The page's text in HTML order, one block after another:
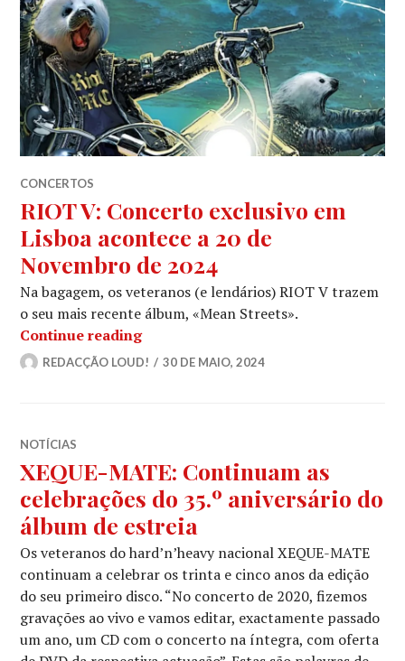
CONCERTOS
RIOT V: Concerto exclusivo em
Lisboa acontece a 20 de
Novembro de 2024
Na bagagem, os veteranos (e lendários) RIOT V trazem
o seu mais recente álbum, «Mean Streets».
Continue readingRIOT V: Concerto exclusivo em
REDACÇÃO LOUD! 30 DE MAIO, 2024
NOTÍCIAS
XEQUE-MATE: Continuam as
celebrações do 35.º aniversário do
álbum de estreia
Os veteranos do hard’n’heavy nacional XEQUE-MATE
continuam a celebrar os trinta e cinco anos da edição
do seu primeiro disco. “No concerto de 2020, fizemos
gravações ao vivo e vamos editar, exactamente passado
um ano, um CD com o concerto na íntegra, com oferta